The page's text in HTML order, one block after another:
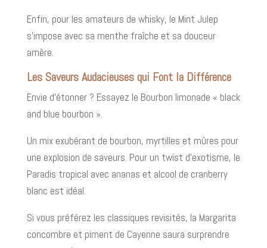
Enfin, pour les amateurs de whisky, le Mint Julep
s’impose avec sa menthe fraîche et sa douceur
amère.
Les Saveurs Audacieuses qui Font la Différence
Envie d'étonner ? Essayez le Bourbon limonade « black
and blue bourbon ».
Un mix exubérant de bourbon, myrtilles et mûres pour
une explosion de saveurs. Pour un twist d’exotisme, le
Paradis tropical avec ananas et alcool de cranberry
blanc est idéal.
Si vous préférez les classiques revisités, la Margarita
concombre et piment de Cayenne saura surprendre